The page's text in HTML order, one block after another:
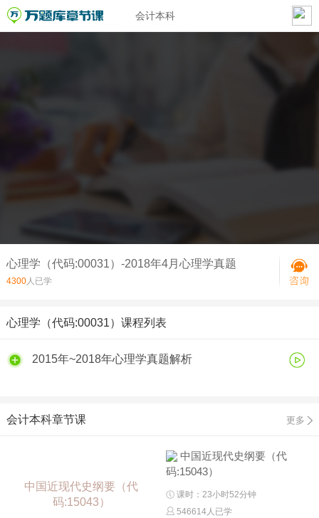
会计本科
心理学（代码:00031）-2018年4月心理学真题
4300人已学
心理学（代码:00031）课程列表
2015年~2018年心理学真题解析
会计本科章节课 更多
中国近现代史纲要（代
码:15043）
中国近现代史纲要（代
码:15043）
课时：23小时52分钟
546614人已学